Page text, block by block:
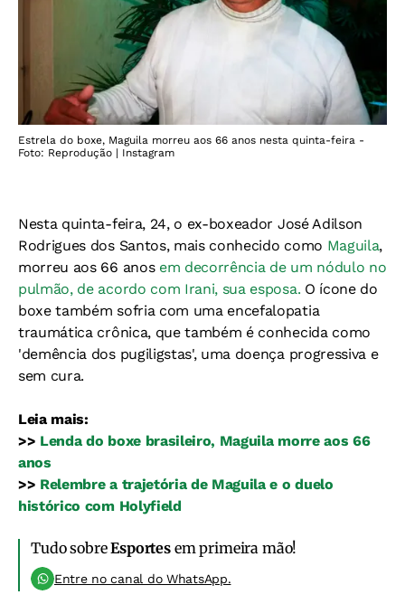
Estrela do boxe, Maguila morreu aos 66 anos nesta quinta-feira -
Foto: Reprodução | Instagram
Nesta quinta-feira, 24, o ex-boxeador José Adilson
Rodrigues dos Santos, mais conhecido como Maguila,
morreu aos 66 anos em decorrência de um nódulo no
pulmão, de acordo com Irani, sua esposa. O ícone do
boxe também sofria com uma encefalopatia
traumática crônica, que também é conhecida como
'demência dos pugiligstas', uma doença progressiva e
sem cura.
Leia mais:
>> Lenda do boxe brasileiro, Maguila morre aos 66
anos
>> Relembre a trajetória de Maguila e o duelo
histórico com Holyfield
Tudo sobreEsportesem primeira mão!
Entre no canal do WhatsApp.